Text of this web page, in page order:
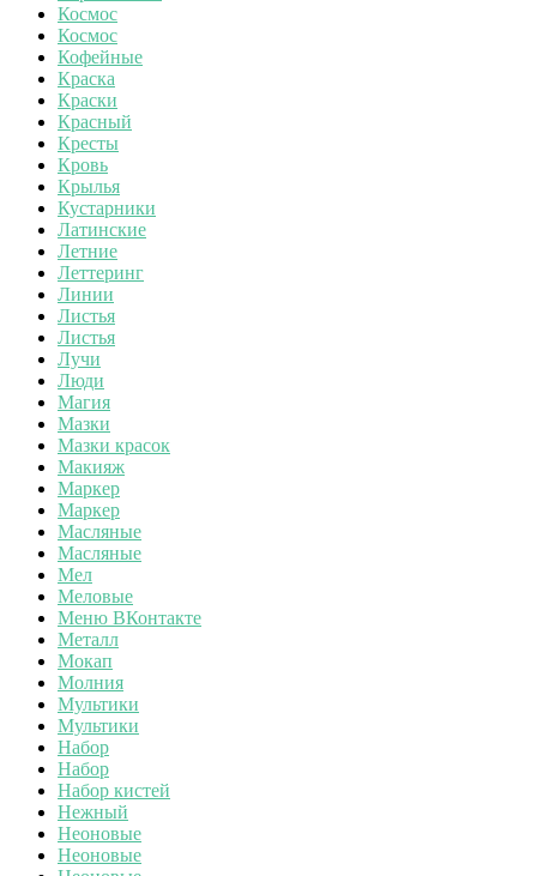
Космос
Космос
Кофейные
Краска
Краски
Красный
Кресты
Кровь
Крылья
Кустарники
Латинские
Летние
Леттеринг
Линии
Листья
Листья
Лучи
Люди
Магия
Мазки
Мазки красок
Макияж
Маркер
Маркер
Масляные
Масляные
Мел
Меловые
Меню ВКонтакте
Металл
Мокап
Молния
Мультики
Мультики
Набор
Набор
Набор кистей
Нежный
Неоновые
Неоновые